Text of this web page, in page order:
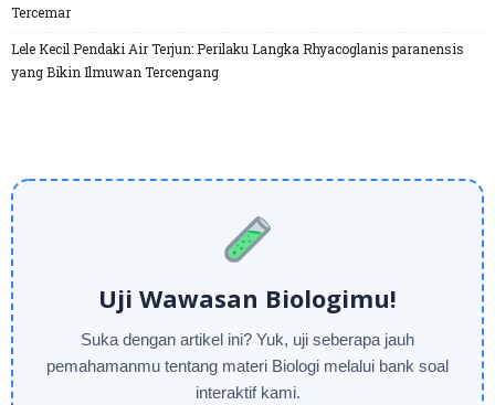
Tercemar
Lele Kecil Pendaki Air Terjun: Perilaku Langka Rhyacoglanis paranensis
yang Bikin Ilmuwan Tercengang
Uji Wawasan Biologimu!
Suka dengan artikel ini? Yuk, uji seberapa jauh
pemahamanmu tentang materi Biologi melalui bank soal
interaktif kami.